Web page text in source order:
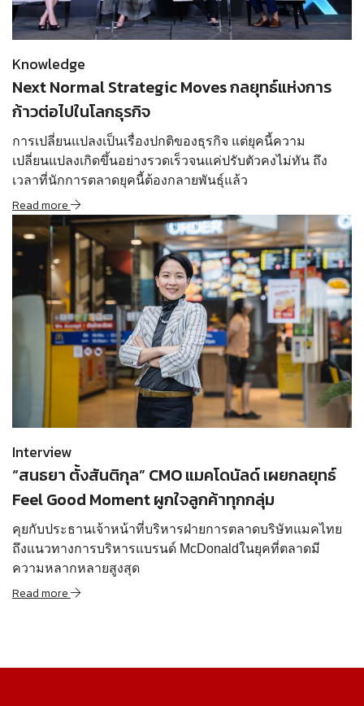
Read more
Knowledge
Next Normal Strategic Moves กลยุทธ์แห่งการ
ก้าวต่อไปในโลกธุรกิจ
การเปลี่ยนแปลงเป็นเรื่องปกติของธุรกิจ แต่ยุคนี้ความ
เปลี่ยนแปลงเกิดขึ้นอย่างรวดเร็วจนแค่ปรับตัวคงไม่ทัน ถึง
เวลาที่นักการตลาดยุคนี้ต้องกลายพันธุ์แล้ว
Read more
Read more
Interview
“สนธยา ตั้งสันติกุล” CMO แมคโดนัลด์ เผยกลยุทธ์
Feel Good Moment ผูกใจลูกค้าทุกกลุ่ม
คุยกับประธานเจ้าหน้าที่บริหารฝ่ายการตลาดบริษัทแมคไทย
ถึงแนวทางการบริหารแบรนด์ McDonaldในยุคที่ตลาดมี
ความหลากหลายสูงสุด
Read more